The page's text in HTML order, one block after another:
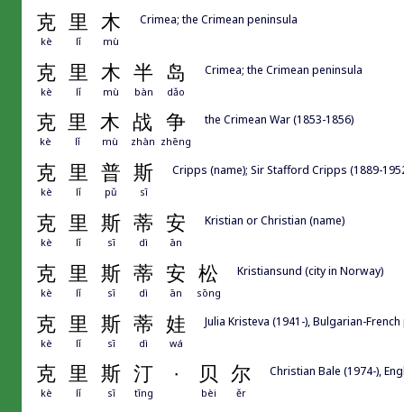
克 里 木
kè lǐ mù
Crimea; the Crimean peninsula
克 里 木 半 岛
kè lǐ mù bàn dǎo
Crimea; the Crimean peninsula
克 里 木 战 争
kè lǐ mù zhàn zhēng
the Crimean War (1853-1856)
克 里 普 斯
kè lǐ pǔ sī
Cripps (name); Sir Stafford Cripps (1889-
克 里 斯 蒂 安
kè lǐ sī dì ān
Kristian or Christian (name)
克 里 斯 蒂 安 松
kè lǐ sī dì ān sōng
Kristiansund (city in Norway)
克 里 斯 蒂 娃
kè lǐ sī dì wá
Julia Kristeva (1941-), Bulgarian-
克 里 斯 汀 · 贝 尔
kè lǐ sī tīng bèi ěr
Christian Bale (1974-),